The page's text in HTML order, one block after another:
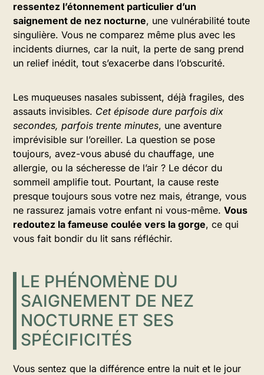
ressentez l’étonnement particulier d’un
saignement de nez nocturne, une vulnérabilité toute
singulière. Vous ne comparez même plus avec les
incidents diurnes, car la nuit, la perte de sang prend
un relief inédit, tout s’exacerbe dans l’obscurité.
Les muqueuses nasales subissent, déjà fragiles, des
assauts invisibles. Cet épisode dure parfois dix
secondes, parfois trente minutes, une aventure
imprévisible sur l’oreiller. La question se pose
toujours, avez-vous abusé du chauffage, une
allergie, ou la sécheresse de l’air ? Le décor du
sommeil amplifie tout. Pourtant, la cause reste
presque toujours sous votre nez mais, étrange, vous
ne rassurez jamais votre enfant ni vous-même. Vous
redoutez la fameuse coulée vers la gorge, ce qui
vous fait bondir du lit sans réfléchir.
LE PHÉNOMÈNE DU
SAIGNEMENT DE NEZ
NOCTURNE ET SES
SPÉCIFICITÉS
Vous sentez que la différence entre la nuit et le jour